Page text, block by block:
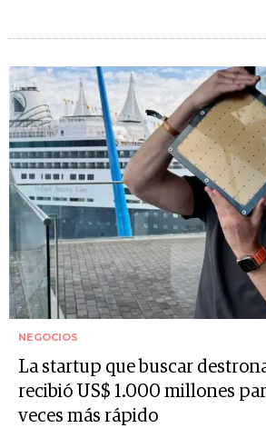
NEGOCIOS
La startup que buscar
recibió US$ 1.000 millones
veces más rápido